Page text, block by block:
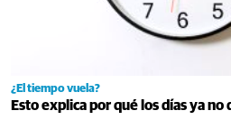
¿El tiempo vuela?
Esto explica por qué los días ya no